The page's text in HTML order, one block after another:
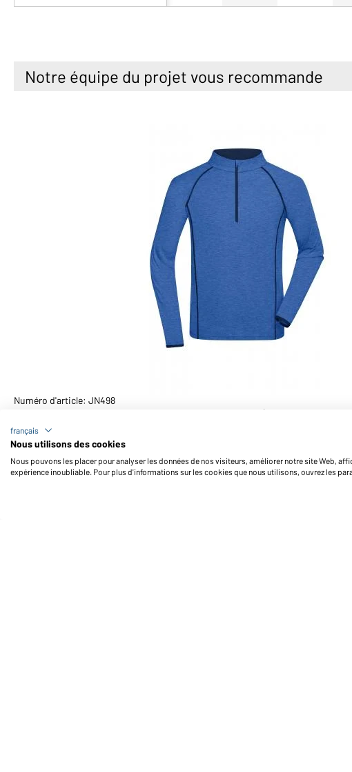
Notre équipe du projet vous recommande
Numéro d'article: JN498
T-shirt technique homme manches longues (bleu-
français
Nous utilisons des cookies
Nous pouvons les placer pour analyser les données de nos visiteurs, améliorer notre site Web,
expérience inoubliable. Pour plus d'informations sur les cookies que nous utilisons, ouvrez les